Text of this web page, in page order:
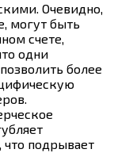
Очевидно,
могут быть
счете,
одни
более
подрывает